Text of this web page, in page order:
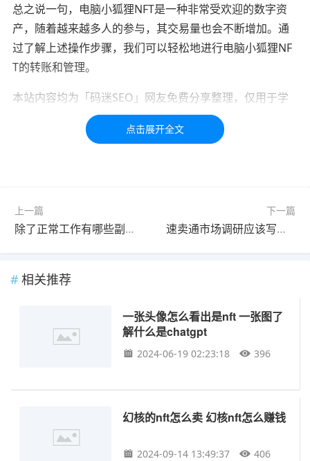
总之说一句，电脑小狐狸NFT是一种非常受欢迎的数字资
产，随着越来越多人的参与，其交易量也会不断增加。通
过了解上述操作步骤，我们可以轻松地进行电脑小狐狸NF
T的转账和管理。
本站内容均为「码迷SEO」网友免费分享整理，仅用于学
习交流，如有疑问，请联系我们48小时处理！！！！
上一篇
除了正常工作有哪些副业 除了正常工作有副业吗英语
下一篇
速卖通市场调研应该写什么 chatgpt市场调研报告
相关推荐
一张头像怎么看出是nft 一张图了
解什么是chatgpt
2024-06-19 02:23:18 396
幻核的nft怎么卖 幻核nft怎么赚钱
2024-09-14 13:49:37 406